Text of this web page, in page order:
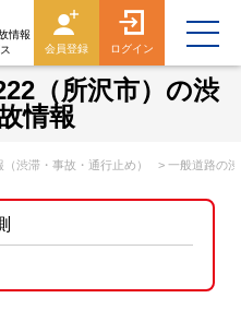
情報
会員登録 ログイン
（所沢市）の渋
情報
渋滞・事故・通行止め） > 一般道路の